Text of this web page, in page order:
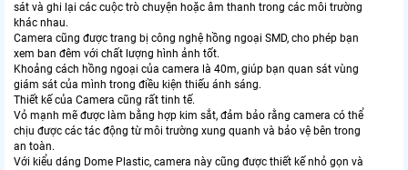
sát và ghi lại các cuộc trò chuyện hoặc âm thanh trong các môi trường
khác nhau.
Camera cũng được trang bị công nghệ hồng ngoại SMD, cho phép bạn
xem ban đêm với chất lượng hình ảnh tốt.
Khoảng cách hồng ngoại của camera là 40m, giúp bạn quan sát vùng
giám sát của mình trong điều kiện thiếu ánh sáng.
Thiết kế của Camera cũng rất tinh tế.
Vỏ mạnh mẽ được làm bằng hợp kim sắt, đảm bảo rằng camera có thể
chịu được các tác động từ môi trường xung quanh và bảo vệ bên trong
an toàn.
Với kiểu dáng Dome Plastic, camera này cũng được thiết kế nhỏ gọn và